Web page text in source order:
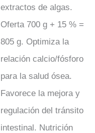
extractos de algas.
Oferta 700 g + 15 % =
805 g. Optimiza la
relación calcio/fósforo
para la salud ósea.
Favorece la mejora y
regulación del tránsito
intestinal. Nutrición